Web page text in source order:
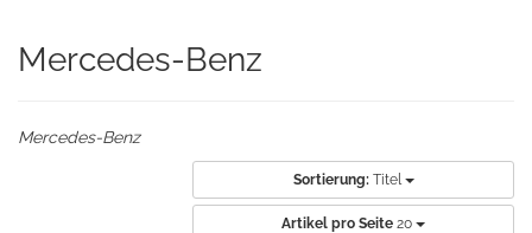
Mercedes-Benz
Mercedes-Benz
Sortierung: Titel
Artikel pro Seite 20